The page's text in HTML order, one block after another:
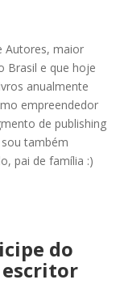
Autores, maior
Brasil e que hoje
anualmente
empreendedor
de publishing
também
pai de família :)
do
escritor